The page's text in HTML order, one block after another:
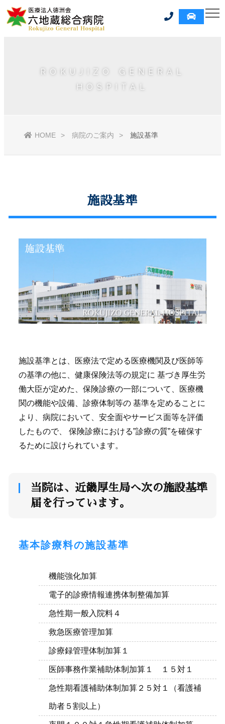
ROKUJIZO GENERAL
HOSPITAL
HOME 病院のご案内 施設基準
施設基準
施設基準とは、医療法で定める医療機関及び医師等
の基準の他に、健康保険法等の規定に 基づき厚生労
働大臣が定めた、保険診療の一部について、医療機
関の機能や設備、診療体制等の 基準を定めることに
より、病院において、安全面やサービス面等を評価
したもので、 保険診療における”診療の質”を確保す
るために設けられています。
当院は、近畿厚生局へ次の施設基準
届を行っています。
基本診療料の施設基準
機能強化加算
電子的診療情報連携体制整備加算
急性期一般入院料４
救急医療管理加算
診療録管理体制加算１
医師事務作業補助体制加算１ １５対１
急性期看護補助体制加算２５対１（看護補
助者５割以上）